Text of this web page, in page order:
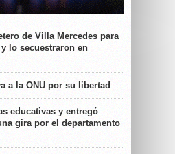
de Villa Mercedes para
lo secuestraron en
a la ONU por su libertad
educativas y entregó
gira por el departamento